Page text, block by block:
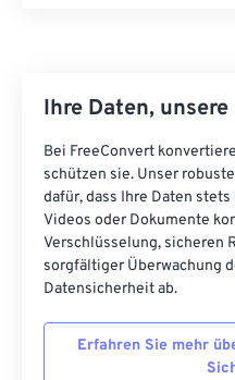
Ihre Daten,
Bei FreeConvert
schützen sie. Unser
dafür, dass Ihre Daten
Videos oder Dokumente
Verschlüsselung, sicheren
sorgfältiger Überwachung
Datensicherheit ab.
Erfahren Sie mehr